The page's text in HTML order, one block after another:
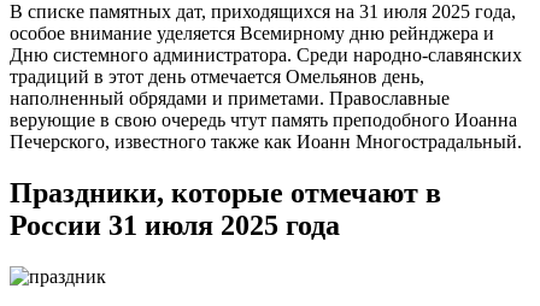
В списке памятных дат, приходящихся на 31 июля 2025 года,
особое внимание уделяется Всемирному дню рейнджера и
Дню системного администратора. Среди народно-славянских
традиций в этот день отмечается Омельянов день,
наполненный обрядами и приметами. Православные
верующие в свою очередь чтут память преподобного Иоанна
Печерского, известного также как Иоанн Многострадальный.
Праздники, которые отмечают в
России 31 июля 2025 года